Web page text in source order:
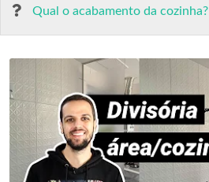
Qual o acabamento da cozinha?